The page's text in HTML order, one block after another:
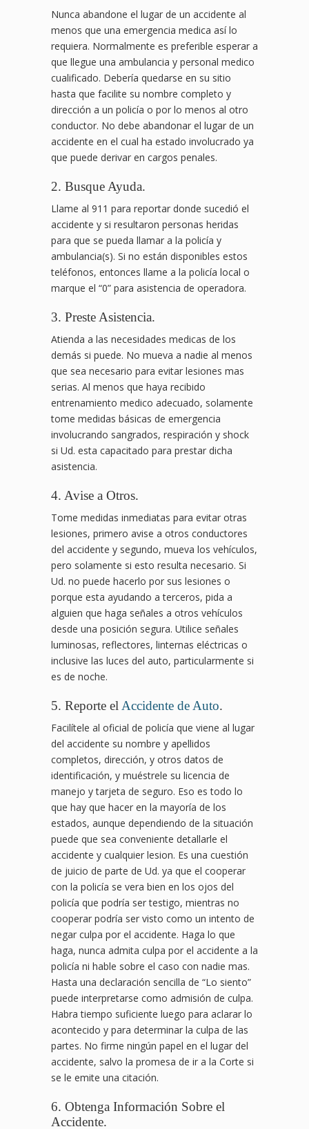
Nunca abandone el lugar de un accidente al
menos que una emergencia medica así lo
requiera. Normalmente es preferible esperar a
que llegue una ambulancia y personal medico
cualificado. Debería quedarse en su sitio
hasta que facilite su nombre completo y
dirección a un policía o por lo menos al otro
conductor. No debe abandonar el lugar de un
accidente en el cual ha estado involucrado ya
que puede derivar en cargos penales.
2. Busque Ayuda.
Llame al 911 para reportar donde sucedió el
accidente y si resultaron personas heridas
para que se pueda llamar a la policía y
ambulancia(s). Si no están disponibles estos
teléfonos, entonces llame a la policía local o
marque el “0” para asistencia de operadora.
3. Preste Asistencia.
Atienda a las necesidades medicas de los
demás si puede. No mueva a nadie al menos
que sea necesario para evitar lesiones mas
serias. Al menos que haya recibido
entrenamiento medico adecuado, solamente
tome medidas básicas de emergencia
involucrando sangrados, respiración y shock
si Ud. esta capacitado para prestar dicha
asistencia.
4. Avise a Otros.
Tome medidas inmediatas para evitar otras
lesiones, primero avise a otros conductores
del accidente y segundo, mueva los vehículos,
pero solamente si esto resulta necesario. Si
Ud. no puede hacerlo por sus lesiones o
porque esta ayudando a terceros, pida a
alguien que haga señales a otros vehículos
desde una posición segura. Utilice señales
luminosas, reflectores, linternas eléctricas o
inclusive las luces del auto, particularmente si
es de noche.
5. Reporte el Accidente de Auto.
Facilítele al oficial de policía que viene al lugar
del accidente su nombre y apellidos
completos, dirección, y otros datos de
identificación, y muéstrele su licencia de
manejo y tarjeta de seguro. Eso es todo lo
que hay que hacer en la mayoría de los
estados, aunque dependiendo de la situación
puede que sea conveniente detallarle el
accidente y cualquier lesion. Es una cuestión
de juicio de parte de Ud. ya que el cooperar
con la policía se vera bien en los ojos del
policía que podría ser testigo, mientras no
cooperar podría ser visto como un intento de
negar culpa por el accidente. Haga lo que
haga, nunca admita culpa por el accidente a la
policía ni hable sobre el caso con nadie mas.
Hasta una declaración sencilla de “Lo siento”
puede interpretarse como admisión de culpa.
Habra tiempo suficiente luego para aclarar lo
acontecido y para determinar la culpa de las
partes. No firme ningún papel en el lugar del
accidente, salvo la promesa de ir a la Corte si
se le emite una citación.
6. Obtenga Información Sobre el
Accidente.